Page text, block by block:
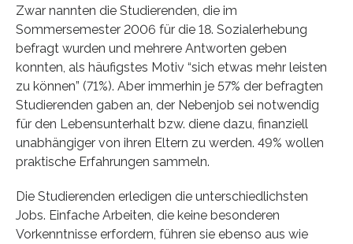
Zwar nannten die Studierenden, die im
Sommersemester 2006 für die 18. Sozialerhebung
befragt wurden und mehrere Antworten geben
konnten, als häufigstes Motiv “sich etwas mehr leisten
zu können” (71%). Aber immerhin je 57% der befragten
Studierenden gaben an, der Nebenjob sei notwendig
für den Lebensunterhalt bzw. diene dazu, finanziell
unabhängiger von ihren Eltern zu werden. 49% wollen
praktische Erfahrungen sammeln.
Die Studierenden erledigen die unterschiedlichsten
Jobs. Einfache Arbeiten, die keine besonderen
Vorkenntnisse erfordern, führen sie ebenso aus wie